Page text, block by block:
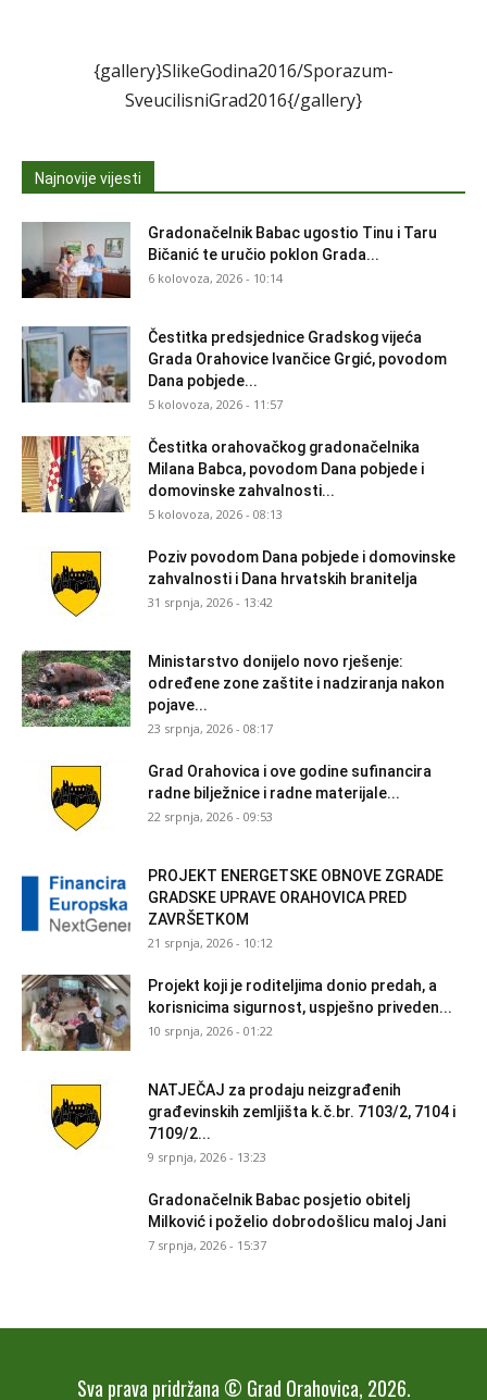
{gallery}SlikeGodina2016/Sporazum-
SveucilisniGrad2016{/gallery}
Najnovije vijesti
Gradonačelnik Babac ugostio Tinu i Taru
Bičanić te uručio poklon Grada...
6 kolovoza, 2026 - 10:14
Čestitka predsjednice Gradskog vijeća
Grada Orahovice Ivančice Grgić, povodom
Dana pobjede...
5 kolovoza, 2026 - 11:57
Čestitka orahovačkog gradonačelnika
Milana Babca, povodom Dana pobjede i
domovinske zahvalnosti...
5 kolovoza, 2026 - 08:13
Poziv povodom Dana pobjede i domovinske
zahvalnosti i Dana hrvatskih branitelja
31 srpnja, 2026 - 13:42
Ministarstvo donijelo novo rješenje:
određene zone zaštite i nadziranja nakon
pojave...
23 srpnja, 2026 - 08:17
Grad Orahovica i ove godine sufinancira
radne bilježnice i radne materijale...
22 srpnja, 2026 - 09:53
PROJEKT ENERGETSKE OBNOVE ZGRADE
GRADSKE UPRAVE ORAHOVICA PRED
ZAVRŠETKOM
21 srpnja, 2026 - 10:12
Projekt koji je roditeljima donio predah, a
korisnicima sigurnost, uspješno priveden...
10 srpnja, 2026 - 01:22
NATJEČAJ za prodaju neizgrađenih
građevinskih zemljišta k.č.br. 7103/2, 7104 i
7109/2...
9 srpnja, 2026 - 13:23
Gradonačelnik Babac posjetio obitelj
Milković i poželio dobrodošlicu maloj Jani
7 srpnja, 2026 - 15:37
Sva prava pridržana © Grad Orahovica, 2026.